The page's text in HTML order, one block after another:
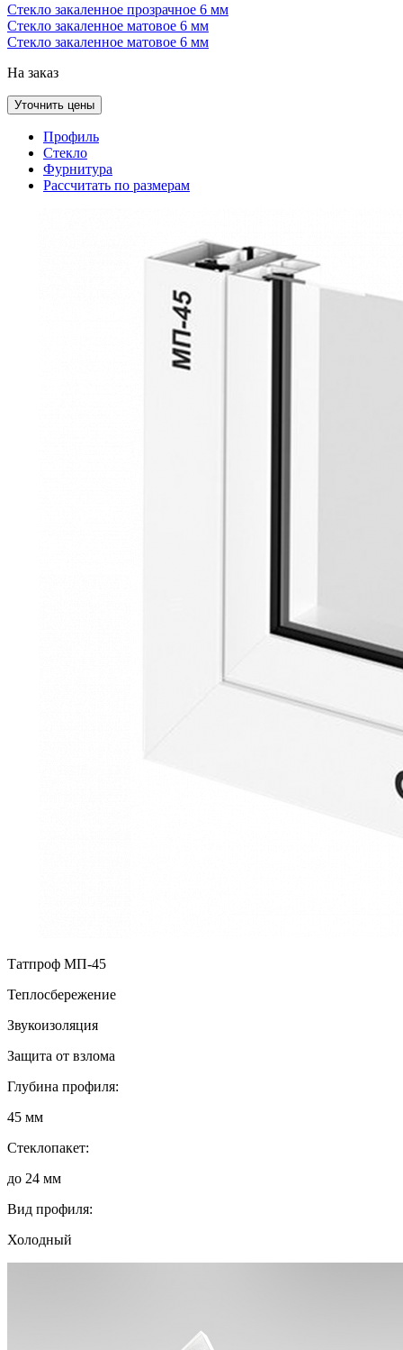
Стекло закаленное прозрачное 6 мм
Стекло закаленное матовое 6 мм
Стекло закаленное матовое 6 мм
На заказ
Уточнить цены
Профиль
Стекло
Фурнитура
Рассчитать по размерам
Татпроф МП-45
Теплосбережение
Звукоизоляция
Защита от взлома
Глубина профиля:
45 мм
Стеклопакет:
до 24 мм
Вид профиля:
Холодный